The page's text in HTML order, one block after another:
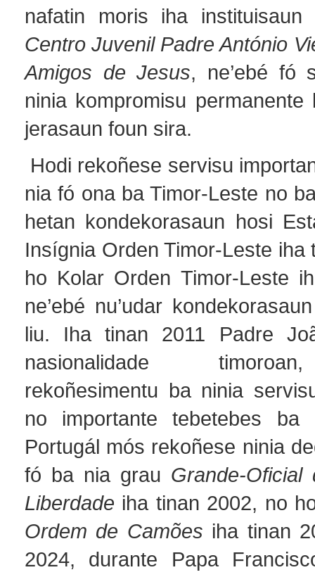
nafatin moris iha instituisaun
Centro Juvenil Padre António
Amigos de Jesus, ne’ebé fó
ninia kompromisu permanente
jerasaun foun sira.
Hodi rekoñese servisu
nia fó ona ba Timor-Leste no
hetan kondekorasaun hosi
Insígnia Orden Timor-Leste iha
ho Kolar Orden Timor-Leste
ne’ebé nu’udar
liu. Iha tinan 2011 Padre
nasionalidade
rekoñesimentu ba ninia
no importante tebetebes ba
Portugál mós rekoñese ninia
fó ba nia grau Grande-
Liberdade iha tinan 2002, no
Ordem de Camões iha tinan
2024, durante Papa